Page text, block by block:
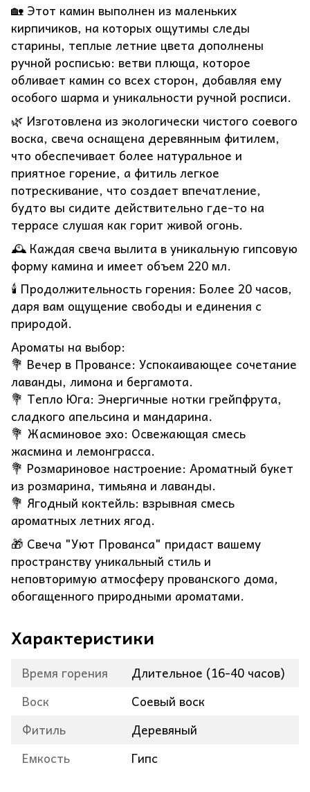
🏡 Этот камин выполнен из маленьких
кирпичиков, на которых ощутимы следы
старины, теплые летние цвета дополнены
ручной росписью: ветви плюща, которое
обливает камин со всех сторон, добавляя ему
особого шарма и уникальности ручной росписи.
🌿 Изготовлена из экологически чистого соевого
воска, свеча оснащена деревянным фитилем,
что обеспечивает более натуральное и
приятное горение, а фитиль легкое
потрескивание, что создает впечатление,
будто вы сидите действительно где-то на
террасе слушая как горит живой огонь.
🕰️ Каждая свеча вылита в уникальную гипсовую
форму камина и имеет объем 220 мл.
🕯️ Продолжительность горения: Более 20 часов,
даря вам ощущение свободы и единения с
природой.
Ароматы на выбор:
💐 Вечер в Провансе: Успокаивающее сочетание
лаванды, лимона и бергамота.
💐 Тепло Юга: Энергичные нотки грейпфрута,
сладкого апельсина и мандарина.
💐 Жасминовое эхо: Освежающая смесь
жасмина и лемонграсса.
💐 Розмариновое настроение: Ароматный букет
из розмарина, тимьяна и лаванды.
💐 Ягодный коктейль: взрывная смесь
ароматных летних ягод.
🎁 Свеча "Уют Прованса" придаст вашему
пространству уникальный стиль и
неповторимую атмосферу прованского дома,
обогащенного природными ароматами.
Характеристики
Время горения
Длительное (16-40 часов)
Воск
Соевый воск
Фитиль
Деревяный
Емкость
Гипс